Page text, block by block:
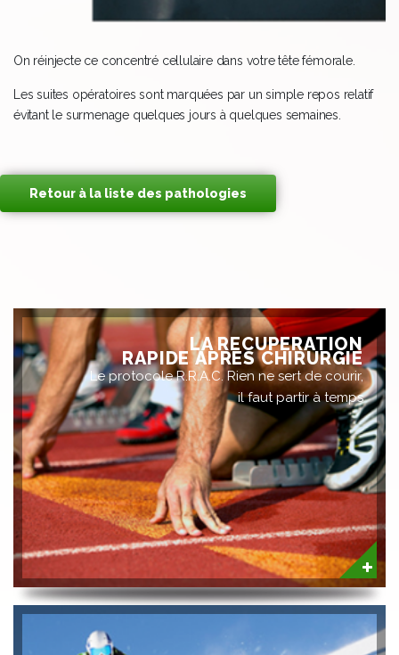
On réinjecte ce concentré cellulaire dans votre tête fémorale.
Les suites opératoires sont marquées par un simple repos relatif
évitant le surmenage quelques jours à quelques semaines.
Retour à la liste des pathologies
LA RECUPERATION
RAPIDE APRÈS CHIRURGIE
Le protocole R.R.A.C. Rien ne sert de courir,
il faut partir à temps